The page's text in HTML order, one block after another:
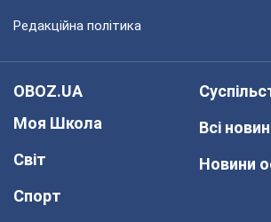
Редакційна політика
OBOZ.UA
Моя Школа
Світ
Спорт
Всі
Новини